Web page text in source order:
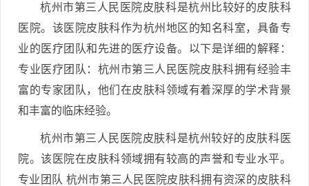
杭州市第三人民医院皮肤科是杭州比较好的皮肤科
医院。该医院皮肤科作为杭州地区的知名科室，具备专
业的医疗团队和先进的医疗设备。以下是详细的解释：
专业医疗团队：杭州市第三人民医院皮肤科拥有经验丰
富的专家团队，他们在皮肤科领域有着深厚的学术背景
和丰富的临床经验。
杭州市第三人民医院皮肤科是杭州较好的皮肤科医
院。该医院在皮肤科领域拥有较高的声誉和专业水平。
专业团队 杭州市第三人民医院皮肤科拥有资深的皮肤科